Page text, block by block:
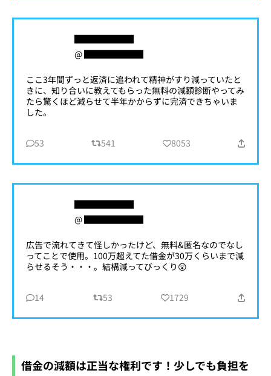
███████
@ ███████
ここ3年間ずっと返済に追われて精神がすり減っていたと
きに、知り合いに教えてもらった無料の減額診断やってみ
たら驚くほど減らせて半年かからずに完済できちゃいま
した。
53 541 8053
███████
@ ███████
広告で流れてきて怪しかったけど、無料&匿名なのでなし
ってことで使用。100万超えてた借金が30万くらいまで減
らせるそう・・・。結構減ってびっくり😲
14 53 1729
借金の減額は正当な権利です！少しでも負担を